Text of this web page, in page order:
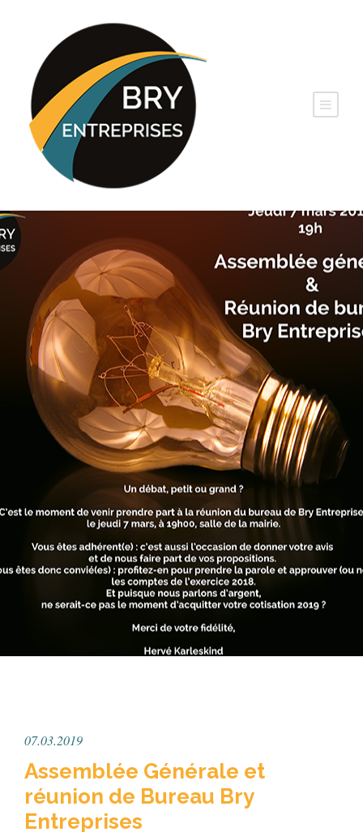
07.03.2019
Assemblée Générale et
réunion de Bureau Bry
Entreprises